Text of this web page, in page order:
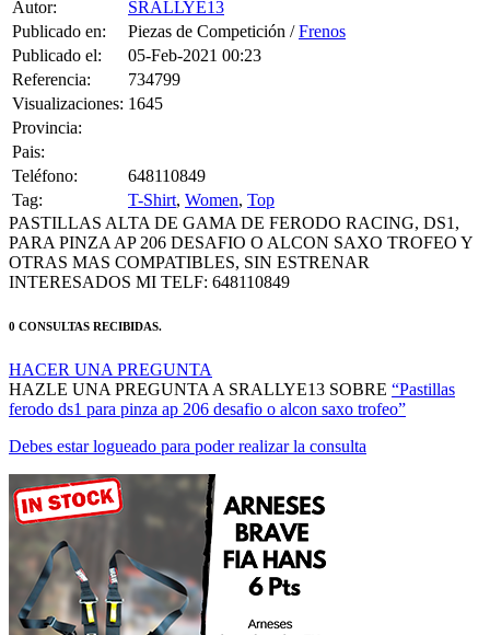
Autor:
SRALLYE13
Publicado en:
Piezas de Competición /Frenos
Publicado el:
05-Feb-2021 00:23
Referencia:
734799
Visualizaciones: 1645
Provincia:
Pais:
Teléfono:
648110849
Tag:
T-Shirt, Women, Top
PASTILLAS ALTA DE GAMA DE FERODO RACING, DS1,
PARA PINZA AP 206 DESAFIO O ALCON SAXO TROFEO Y
OTRAS MAS COMPATIBLES, SIN ESTRENAR
INTERESADOS MI TELF: 648110849
0 CONSULTAS RECIBIDAS.
HACER UNA PREGUNTA
HAZLE UNA PREGUNTA A SRALLYE13 SOBRE “Pastillas
ferodo ds1 para pinza ap 206 desafio o alcon saxo trofeo”
Debes estar logueado para poder realizar la consulta